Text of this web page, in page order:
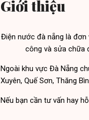
Giới thiệu
Điện nước đà nẵng là đơn
công và sửa chữa
Ngoài khu vực Đà Nẵng
Xuyên, Quế Sơn, Thăng
Nếu bạn cần tư vấn hay